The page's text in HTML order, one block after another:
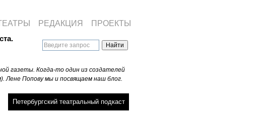
газеты. Когда-то один из создателей
Лене Попову мы и посвящаем наш блог.
Петербургский театральный подкаст
РЕДАКЦИЯ ПРОЕКТЫ